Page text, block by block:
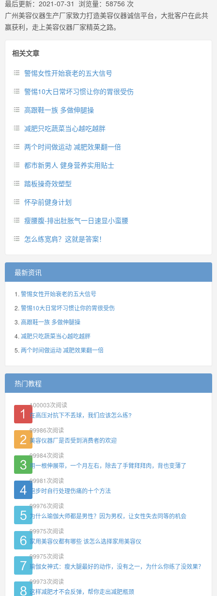
最后更新： 2021-07-31 浏览量： 58756 次
广州美容仪器生产厂家致力打造美容仪器诚信平台，大批客户在此共
赢获利，走上美容仪器厂家精英之路。
相关文章
警惕女性开始衰老的五大信号
警惕10大日常坏习惯让你的胃很受伤
高跟鞋一族 多做伸腿操
减肥只吃蔬菜当心越吃越胖
两个时间做运动 减肥效果翻一倍
都市新男人 健身营养实用贴士
踏板操奇效塑型
怀孕前健身计划
瘦腰腹-排出肚胀气一日速显小蛮腰
怎么练宽肩？这就是答案！
最新资讯
警惕女性开始衰老的五大信号
警惕10大日常坏习惯让你的胃很受伤
高跟鞋一族 多做伸腿操
减肥只吃蔬菜当心越吃越胖
两个时间做运动 减肥效果翻一倍
热门教程
100003次阅读
在高压对抗下不丢球，我们应该怎么练?
99986次阅读
美容仪器厂是否受到消费者的欢迎
99984次阅读
用一根伸展带，一个月左右，除去了手臂拜拜肉，背也变薄了
99981 次阅读
跑步时自行处理伤痛的十个方法
99976次阅读
为什么瑜伽大师都是男性？因为男权，让女性失去同等的机会
99975次阅读
家用美容仪都有哪些 该怎么选择家用美容仪
99975次阅读
瑜伽女神式：瘦大腿最好的动作，没有之一，为什么你练了没效果？
99973次阅读
这样减肥才不会反弹，帮你走出减肥瓶颈